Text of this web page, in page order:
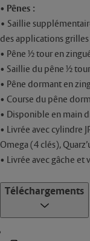
• Pênes :
• Saillie
des applications grilles
• Pêne ½ tour en
• Saillie du pêne ½
• Pêne dormant en
• Course du pêne
• Disponible en main
• Livrée avec cylindre
Omega (4 clés),
• Livrée avec gâche et
Téléchargements